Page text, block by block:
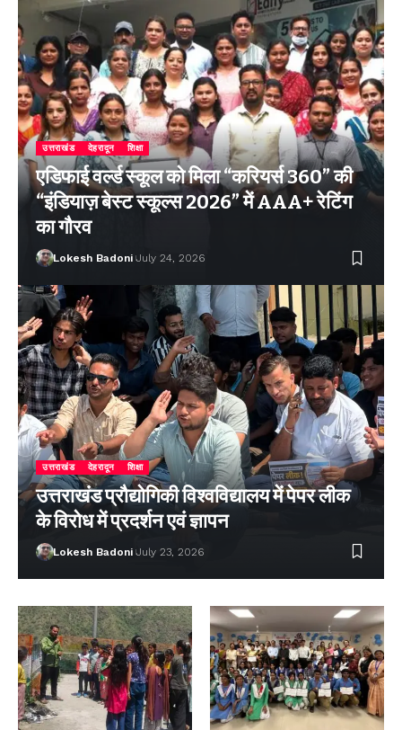
उत्तराखंड देहरादून शिक्षा
एडिफाई वर्ल्ड स्कूल को मिला “करियर्स 360” की
“इंडियाज़ बेस्ट स्कूल्स 2026” में AAA+ रेटिंग
का गौरव
Lokesh Badoni July 24, 2026
उत्तराखंड देहरादून शिक्षा
उत्तराखंड प्रौद्योगिकी विश्वविद्यालय में पेपर लीक
के विरोध में प्रदर्शन एवं ज्ञापन
Lokesh Badoni July 23, 2026